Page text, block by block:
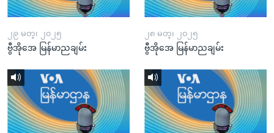
၂၉ မတ္၊ ၂၀၂၅
ဗွီအိုအေ မြန်မာညချမ်း
၂၈ မတ္၊ ၂၀၂၅
ဗွီအိုအေ မြန်မာညချမ်း